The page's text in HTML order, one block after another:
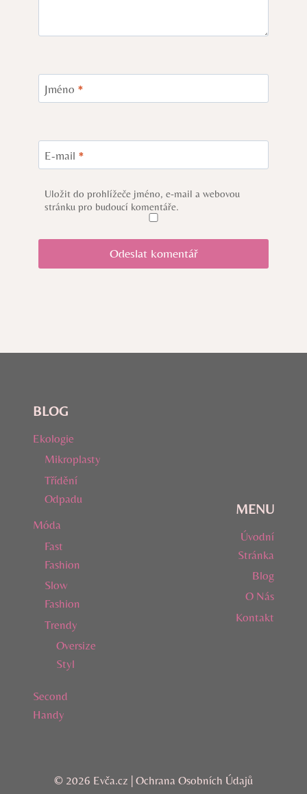
Jméno *
E-mail *
Uložit do prohlížeče jméno, e-mail a webovou
stránku pro budoucí komentáře.
BLOG
Ekologie
Mikroplasty
Třídění
Odpadu
Móda
Fast
Fashion
Slow
Fashion
Trendy
Oversize
Styl
Second
Handy
MENU
Úvodní
Stránka
Blog
O Nás
Kontakt
© 2026 Evča.cz | Ochrana Osobních Údajů